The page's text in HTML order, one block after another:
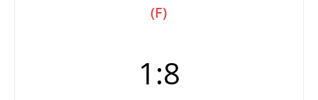
(F)
1:8